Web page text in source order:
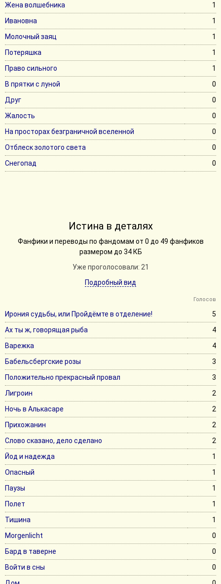
Жена волшебника
1
Ивановна
1
Молочный заяц
1
Потеряшка
1
Право сильного
1
В прятки с луной
0
Друг
0
Жалость
0
На просторах безграничной вселенной
0
Отблеск золотого света
0
Снегопад
0
Истина в деталях
Фанфики и переводы по фандомам от 0 до 49 фанфиков
размером до 34 КБ
Уже проголосовали: 21
Подробный вид
Голосов
Ирония судьбы, или Пройдёмте в отделение!
5
Ах ты ж, говорящая рыба
4
Варежка
4
Бабельсбергские розы
3
Положительно прекрасный провал
3
Лигроин
2
Ночь в Алькасаре
2
Прихожанин
2
Слово сказано, дело сделано
2
Йод и надежда
1
Опасный
1
Паузы
1
Полет
1
Тишина
1
Morgenlicht
0
Бард в таверне
0
Войти в сны
0